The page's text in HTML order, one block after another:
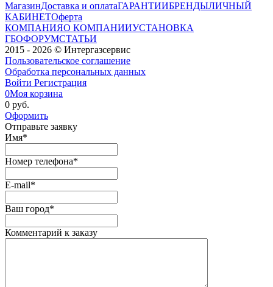
МагазинДоставка и оплатаГАРАНТИИБРЕНДЫЛИЧНЫЙ
КАБИНЕТОферта
КОМПАНИЯО КОМПАНИИУСТАНОВКА
ГБОФОРУМСТАТЬИ
2015 - 2026 © Интергазсервис
Пользовательское соглашение
Обработка персональных данных
Войти Регистрация
0Моя корзина
0 руб.
Оформить
Отправьте заявку
Имя*
Номер телефона*
E-mail*
Ваш город*
Комментарий к заказу